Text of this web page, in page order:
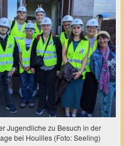
Jugendliche zu Besuch in der
bei Houilles (Foto: Seeling)